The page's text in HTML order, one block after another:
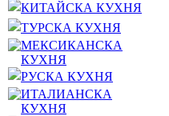
КИТАЙСКА КУХНЯ
ТУРСКА КУХНЯ
МЕКСИКАНСКА
КУХНЯ
РУСКА КУХНЯ
ИТАЛИАНСКА
КУХНЯ